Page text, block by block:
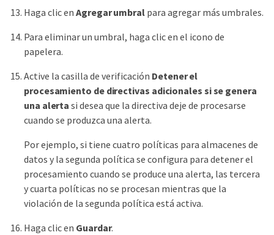
Haga clic en Agregar umbralpara agregar más umbrales.
Para eliminar un umbral, haga clic en el icono de
papelera.
Active la casilla de verificación Detener el
procesamiento de directivas adicionales si se genera
una alerta si desea que la directiva deje de procesarse
cuando se produzca una alerta.
Por ejemplo, si tiene cuatro políticas para almacenes de
datos y la segunda política se configura para detener el
procesamiento cuando se produce una alerta, las tercera
y cuarta políticas no se procesan mientras que la
violación de la segunda política está activa.
Haga clic en Guardar.